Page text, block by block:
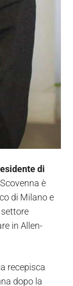
di
è
di Milano e
in Allen-
recepisca
dopo la